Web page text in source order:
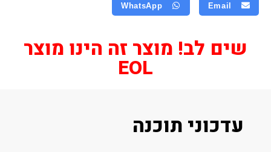
Email
WhatsApp
שים לב! מוצר זה הינו מוצר
EOL
עדכוני תוכנה